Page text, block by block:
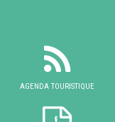
AGENDA TOURISTIQUE